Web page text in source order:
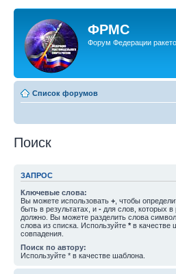
ФРМС
Форум Федерации
Список форумов
Поиск
ЗАПРОС
Ключевые слова:
Вы можете использовать + , чтобы
быть в результатах, и - для слов, которых в
должно. Вы можете разделить слова
слова из списка. Используйте * в качестве
совпадения.
Поиск по автору:
Используйте * в качестве шаблона.